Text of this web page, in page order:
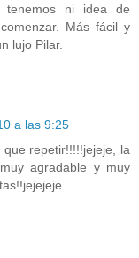
tenemos ni idea de
Más fácil y
lujo Pilar.
a las 9:25
repetir!!!!!jejeje, la
agradable y muy